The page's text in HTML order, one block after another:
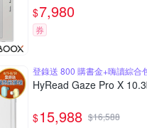
$7,980
券
登錄送 800 購書金+嗨讀綜合
HyRead Gaze Pro X
$15,988 $16,588